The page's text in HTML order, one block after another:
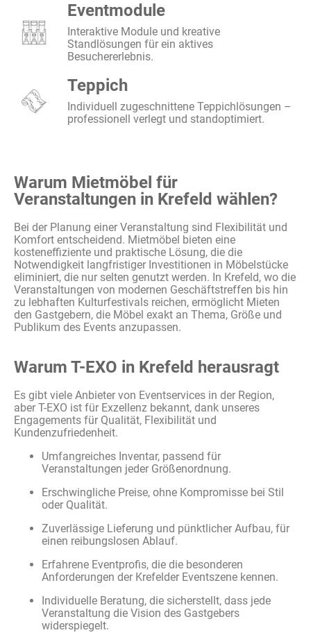
Eventmodule
Interaktive Module und kreative
Standlösungen für ein aktives
Besuchererlebnis.
Teppich
Individuell zugeschnittene Teppichlösungen –
professionell verlegt und standoptimiert.
Warum Mietmöbel für
Veranstaltungen in Krefeld wählen?
Bei der Planung einer Veranstaltung sind Flexibilität und
Komfort entscheidend. Mietmöbel bieten eine
kosteneffiziente und praktische Lösung, die die
Notwendigkeit langfristiger Investitionen in Möbelstücke
eliminiert, die nur selten genutzt werden. In Krefeld, wo die
Veranstaltungen von modernen Geschäftstreffen bis hin
zu lebhaften Kulturfestivals reichen, ermöglicht Mieten
den Gastgebern, die Möbel exakt an Thema, Größe und
Publikum des Events anzupassen.
Warum T-EXO in Krefeld herausragt
Es gibt viele Anbieter von Eventservices in der Region,
aber T-EXO ist für Exzellenz bekannt, dank unseres
Engagements für Qualität, Flexibilität und
Kundenzufriedenheit.
Umfangreiches Inventar, passend für
Veranstaltungen jeder Größenordnung.
Erschwingliche Preise, ohne Kompromisse bei Stil
oder Qualität.
Zuverlässige Lieferung und pünktlicher Aufbau, für
einen reibungslosen Ablauf.
Erfahrene Eventprofis, die die besonderen
Anforderungen der Krefelder Eventszene kennen.
Individuelle Beratung, die sicherstellt, dass jede
Veranstaltung die Vision des Gastgebers
widerspiegelt.